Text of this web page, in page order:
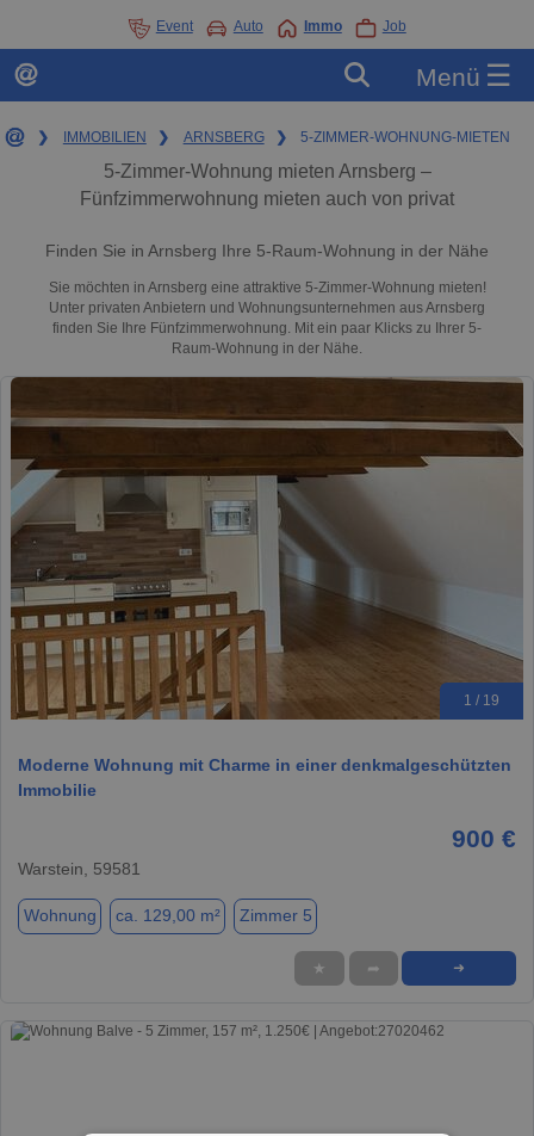
Event Auto Immo Job
Menü ☰
❯ IMMOBILIEN ❯ ARNSBERG ❯ 5-ZIMMER-WOHNUNG-MIETEN
5-Zimmer-Wohnung mieten Arnsberg –
Fünfzimmerwohnung mieten auch von privat
Finden Sie in Arnsberg Ihre 5-Raum-Wohnung in der Nähe
Sie möchten in Arnsberg eine attraktive 5-Zimmer-Wohnung mieten!
Unter privaten Anbietern und Wohnungsunternehmen aus Arnsberg
finden Sie Ihre Fünfzimmerwohnung. Mit ein paar Klicks zu Ihrer 5-
Raum-Wohnung in der Nähe.
1 / 19
Moderne Wohnung mit Charme in einer denkmalgeschützten
Immobilie
900 €
Warstein, 59581
Wohnung ca. 129,00 m² Zimmer 5
★ ➦ ➜